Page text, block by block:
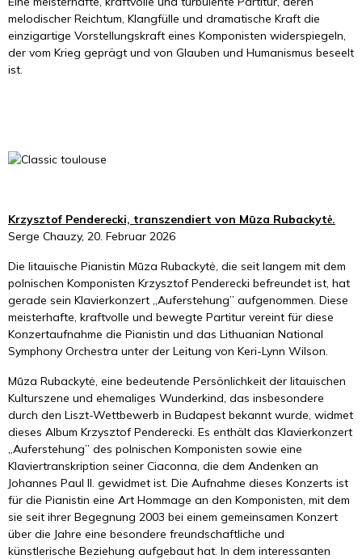
melodischer Reichtum, Klangfülle und dramatische Kraft die
einzigartige Vorstellungskraft eines Komponisten widerspiegeln,
der vom Krieg geprägt und von Glauben und Humanismus beseelt
ist.
Krzysztof Penderecki, transzendiert von Mūza Rubackytė.
Serge Chauzy, 20. Februar 2026
Die litauische Pianistin Mūza Rubackytė, die seit langem mit dem
polnischen Komponisten Krzysztof Penderecki befreundet ist, hat
gerade sein Klavierkonzert „Auferstehung” aufgenommen. Diese
meisterhafte, kraftvolle und bewegte Partitur vereint für diese
Konzertaufnahme die Pianistin und das Lithuanian National
Symphony Orchestra unter der Leitung von Keri-Lynn Wilson.
Mūza Rubackytė, eine bedeutende Persönlichkeit der litauischen
Kulturszene und ehemaliges Wunderkind, das insbesondere
durch den Liszt-Wettbewerb in Budapest bekannt wurde, widmet
dieses Album Krzysztof Penderecki. Es enthält das Klavierkonzert
„Auferstehung” des polnischen Komponisten sowie eine
Klaviertranskription seiner Ciaconna, die dem Andenken an
Johannes Paul II. gewidmet ist. Die Aufnahme dieses Konzerts ist
für die Pianistin eine Art Hommage an den Komponisten, mit dem
sie seit ihrer Begegnung 2003 bei einem gemeinsamen Konzert
über die Jahre eine besondere freundschaftliche und
künstlerische Beziehung aufgebaut hat. In dem interessanten